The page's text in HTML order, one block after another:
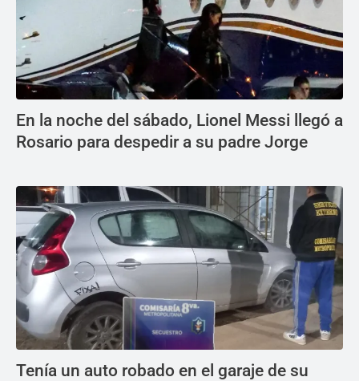
En la noche del sábado, Lionel Messi llegó a
Rosario para despedir a su padre Jorge
Tenía un auto robado en el garaje de su